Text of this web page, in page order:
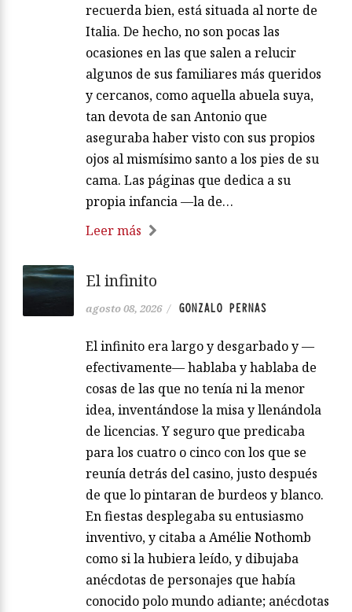
recuerda bien, está situada al norte de
Italia. De hecho, no son pocas las
ocasiones en las que salen a relucir
algunos de sus familiares más queridos
y cercanos, como aquella abuela suya,
tan devota de san Antonio que
aseguraba haber visto con sus propios
ojos al mismísimo santo a los pies de su
cama. Las páginas que dedica a su
propia infancia —la de…
Leer más
El infinito
agosto 08, 2026 / GONZALO PERNAS
El infinito era largo y desgarbado y —
efectivamente— hablaba y hablaba de
cosas de las que no tenía ni la menor
idea, inventándose la misa y llenándola
de licencias. Y seguro que predicaba
para los cuatro o cinco con los que se
reunía detrás del casino, justo después
de que lo pintaran de burdeos y blanco.
En fiestas desplegaba su entusiasmo
inventivo, y citaba a Amélie Nothomb
como si la hubiera leído, y dibujaba
anécdotas de personajes que había
conocido polo mundo adiante; anécdotas